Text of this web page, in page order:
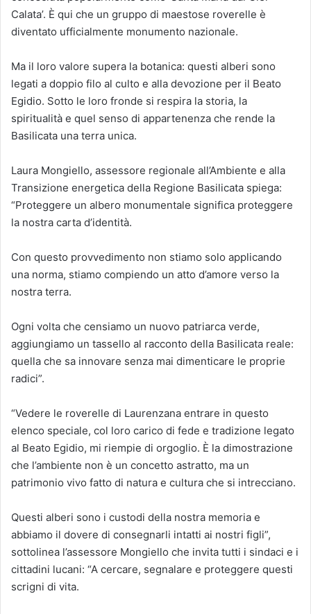
Calata’. È qui che un gruppo di maestose roverelle è
diventato ufficialmente monumento nazionale.
Ma il loro valore supera la botanica: questi alberi sono
legati a doppio filo al culto e alla devozione per il Beato
Egidio. Sotto le loro fronde si respira la storia, la
spiritualità e quel senso di appartenenza che rende la
Basilicata una terra unica.
Laura Mongiello, assessore regionale all’Ambiente e alla
Transizione energetica della Regione Basilicata spiega:
“Proteggere un albero monumentale significa proteggere
la nostra carta d’identità.
Con questo provvedimento non stiamo solo applicando
una norma, stiamo compiendo un atto d’amore verso la
nostra terra.
Ogni volta che censiamo un nuovo patriarca verde,
aggiungiamo un tassello al racconto della Basilicata reale:
quella che sa innovare senza mai dimenticare le proprie
radici”.
“Vedere le roverelle di Laurenzana entrare in questo
elenco speciale, col loro carico di fede e tradizione legato
al Beato Egidio, mi riempie di orgoglio. È la dimostrazione
che l’ambiente non è un concetto astratto, ma un
patrimonio vivo fatto di natura e cultura che si intrecciano.
Questi alberi sono i custodi della nostra memoria e
abbiamo il dovere di consegnarli intatti ai nostri figli”,
sottolinea l’assessore Mongiello che invita tutti i sindaci e i
cittadini lucani: “A cercare, segnalare e proteggere questi
scrigni di vita.